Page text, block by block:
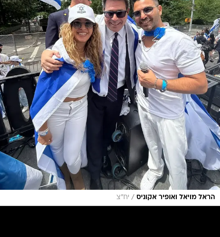
הראל מויאל ואופיר אקוניס / יח"צ